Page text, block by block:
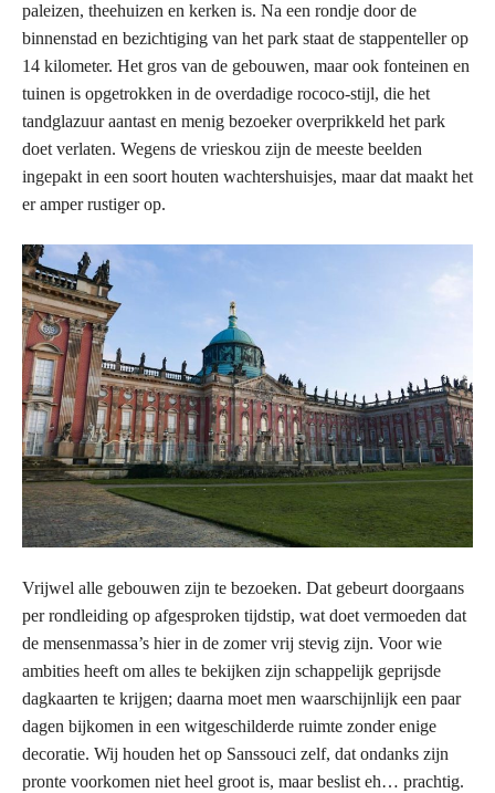
paleizen, theehuizen en kerken is. Na een rondje door de
binnenstad en bezichtiging van het park staat de stappenteller op
14 kilometer. Het gros van de gebouwen, maar ook fonteinen en
tuinen is opgetrokken in de overdadige rococo-stijl, die het
tandglazuur aantast en menig bezoeker overprikkeld het park
doet verlaten. Wegens de vrieskou zijn de meeste beelden
ingepakt in een soort houten wachtershuisjes, maar dat maakt het
er amper rustiger op.
Vrijwel alle gebouwen zijn te bezoeken. Dat gebeurt doorgaans
per rondleiding op afgesproken tijdstip, wat doet vermoeden dat
de mensenmassa’s hier in de zomer vrij stevig zijn. Voor wie
ambities heeft om alles te bekijken zijn schappelijk geprijsde
dagkaarten te krijgen; daarna moet men waarschijnlijk een paar
dagen bijkomen in een witgeschilderde ruimte zonder enige
decoratie. Wij houden het op Sanssouci zelf, dat ondanks zijn
pronte voorkomen niet heel groot is, maar beslist eh… prachtig.